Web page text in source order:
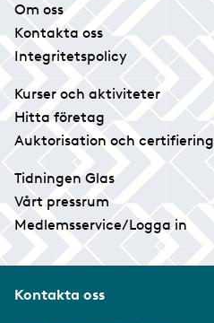
Om oss
Kontakta oss
Integritetspolicy
Kurser och aktiviteter
Hitta företag
Auktorisation och certifiering
Tidningen Glas
Vårt pressrum
Medlemsservice/Logga in
Kontakta oss